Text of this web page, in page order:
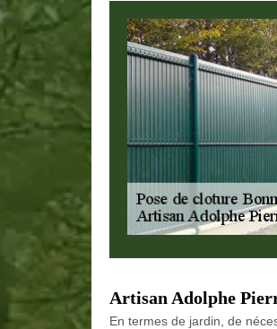
Artisan Adolphe
En termes de jardin, de